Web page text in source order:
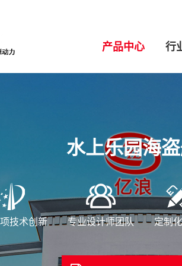
产品中心 行
水上乐园海
技术创新 专业设计师团队 定制